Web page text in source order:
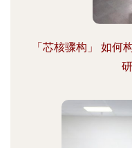
「芯核骤构」 如何